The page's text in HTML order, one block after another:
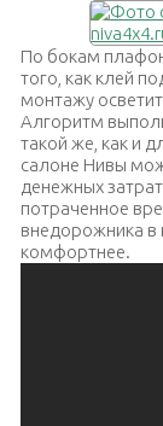
По бокам
того, как клей
монтажу
Алгоритм
такой же, как и
салоне Нивы
денежных
потраченное
внедорожника в
комфортнее.